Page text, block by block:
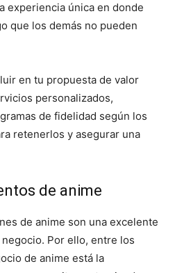
experiencia única en donde
que los demás no pueden
en tu propuesta de valor
personalizados,
de fidelidad según los
retenerlos y asegurar una
de anime
de anime son una excelente
Por ello, entre los
de anime está la